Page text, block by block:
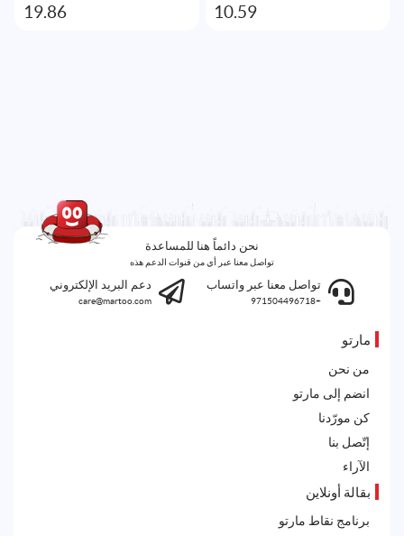
10.59
19.86
نحن دائماً هنا للمساعدة
تواصل معنا عبر أي من قنوات الدعم هذه
تواصل معنا عبر واتساب
+971504496718
دعم البريد الإلكتروني
care@martoo.com
مارتو
من نحن
انضم إلى مارتو
كن مورّدنا
إتّصل بنا
الآراء
بقالة أونلاين
برنامج نقاط مارتو